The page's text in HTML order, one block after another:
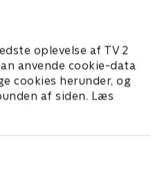
oplevelse af TV 2
anvende cookie-data
cookies herunder, og
af siden. Læs